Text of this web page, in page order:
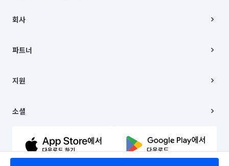
00019 |
주소 | 본사: 서울특별시 종로구 율곡로 6(중학동, 트윈트리빌딩) B동 5층
컨택센터 : 서울특별시 종로구 수송동 율곡로 24, 7층, 8층 미소
상품, 상품정보, 거래에 관한 의무와 책임은 거래당사자에게 있습니다.
언론 보도 관련 문의:
© 유한회사 미소. Miso, Inc. All Rights Reserved.
회사
채용
파트너
이사
지원
이용약관
문의하기
소셜
유튜브